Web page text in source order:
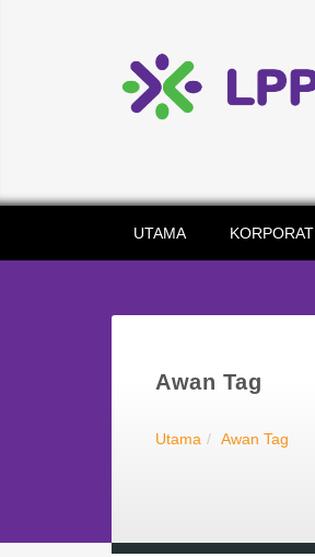
UTAMA KORPORAT
Awan Tag
Utama Awan Tag